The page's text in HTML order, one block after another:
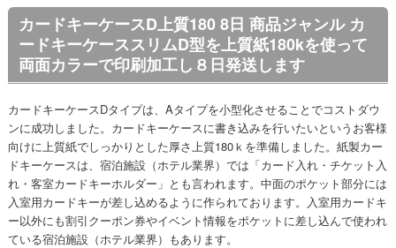
カードキーケースD上質180 8日 商品ジャンル カ
ードキーケーススリムD型を上質紙180kを使って
両面カラーで印刷加工し８日発送します
カードキーケースDタイプは、Aタイプを小型化させることでコストダウ
ンに成功しました。カードキーケースに書き込みを行いたいというお客様
向けに上質紙でしっかりとした厚さ上質180ｋを準備しました。紙製カー
ドキーケースは、宿泊施設（ホテル業界）では「カード入れ・チケット入
れ・客室カードキーホルダー」とも言われます。中面のポケット部分には
入室用カードキーが差し込めるように作られております。入室用カードキ
ー以外にも割引クーポン券やイベント情報をポケットに差し込んで使われ
ている宿泊施設（ホテル業界）もあります。